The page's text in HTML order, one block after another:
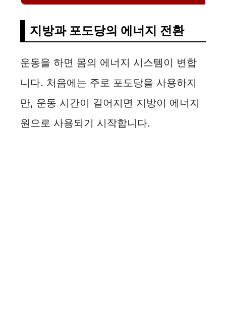
지방과 포도당의 에너지 전환
운동을 하면 몸의 에너지 시스템이 변합
니다. 처음에는 주로 포도당을 사용하지
만, 운동 시간이 길어지면 지방이 에너지
원으로 사용되기 시작합니다.